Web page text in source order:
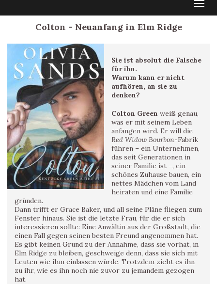
Colton - Neuanfang in Elm Ridge
Sie ist absolut die Falsche
für ihn.
Warum kann er nicht
aufhören, an sie zu
denken?
Colton Green weiß genau,
was er mit seinem Leben
anfangen wird. Er will die
Red Widow Bourbon-Fabrik
führen – ein Unternehmen,
das seit Generationen in
seiner Familie ist –, ein
schönes Zuhause bauen, ein
nettes Mädchen vom Land
heiraten und eine Familie
gründen.
Dann trifft er Grace Baker, und all seine Pläne fliegen zum
Fenster hinaus. Sie ist die letzte Frau, für die er sich
interessieren sollte: Eine Anwältin aus der Großstadt, die
einen Fall gegen seinen besten Freund angenommen hat.
Es gibt keinen Grund zu der Annahme, dass sie vorhat, in
Elm Ridge zu bleiben, geschweige denn, dass sie sich mit
Leuten wie ihm einlassen würde. Trotzdem zieht es ihn
zu ihr, wie es ihn noch nie zuvor zu jemandem gezogen
hat.